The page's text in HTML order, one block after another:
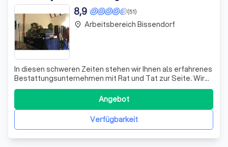
(51)
8,9
In diesen schweren Zeiten stehen wir Ihnen als erfahrenes
Bestattungsunternehmen mit Rat und Tat zur Seite. Wir
verstehen, dass der Verlust eines geliebten Menschen
eine enorme emotionale Herausforderung darstellt.
Deshalb bieten wir Ihnen eine umfassende Betreuung, die
von der sorgfältigen PlanungVerfügbarkeit
Angebot
place Arbeitsbereich Bissendorf